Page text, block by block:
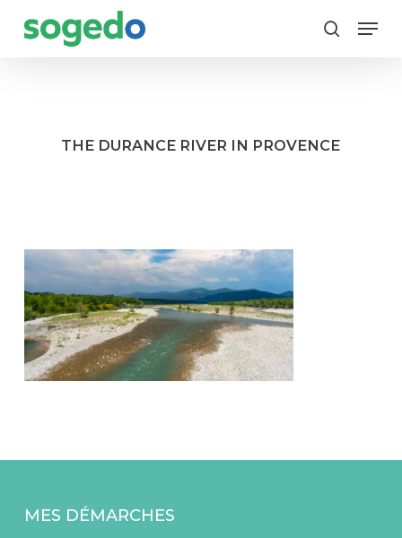
search
Menu
THE DURANCE RIVER IN PROVENCE
MES DÉMARCHES